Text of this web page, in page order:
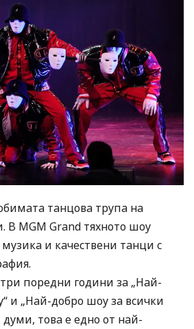
танцова трупа на
В MGM Grand тяхното шоу
и качествени танци с
поредни години за „Най-
и „Най-добро шоу за всички
думи, това е едно от най-